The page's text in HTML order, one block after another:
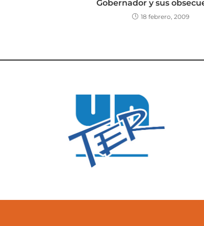
Gobernador y sus
18 febrero, 2009